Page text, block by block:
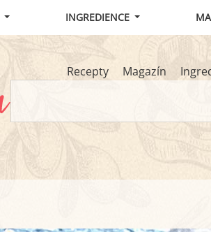
INGREDIENCE
Recepty Magazín